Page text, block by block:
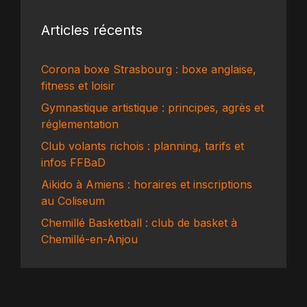
Articles récents
Corona boxe Strasbourg : boxe anglaise,
fitness et loisir
Gymnastique artistique : principes, agrès et
réglementation
Club volants richois : planning, tarifs et
infos FFBaD
Aikido à Amiens : horaires et inscriptions
au Coliseum
Chemillé Basketball : club de basket à
Chemillé-en-Anjou